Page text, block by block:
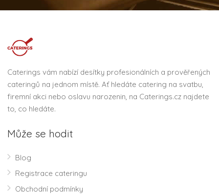
Caterings vám nabízí desítky profesionálních a prověřených
cateringů na jednom místě. Ať hledáte catering na svatbu,
firemní akci nebo oslavu narozenin, na Caterings.cz najdete
to, co hledáte.
Může se hodit
Blog
Registrace cateringu
Obchodní podmínky